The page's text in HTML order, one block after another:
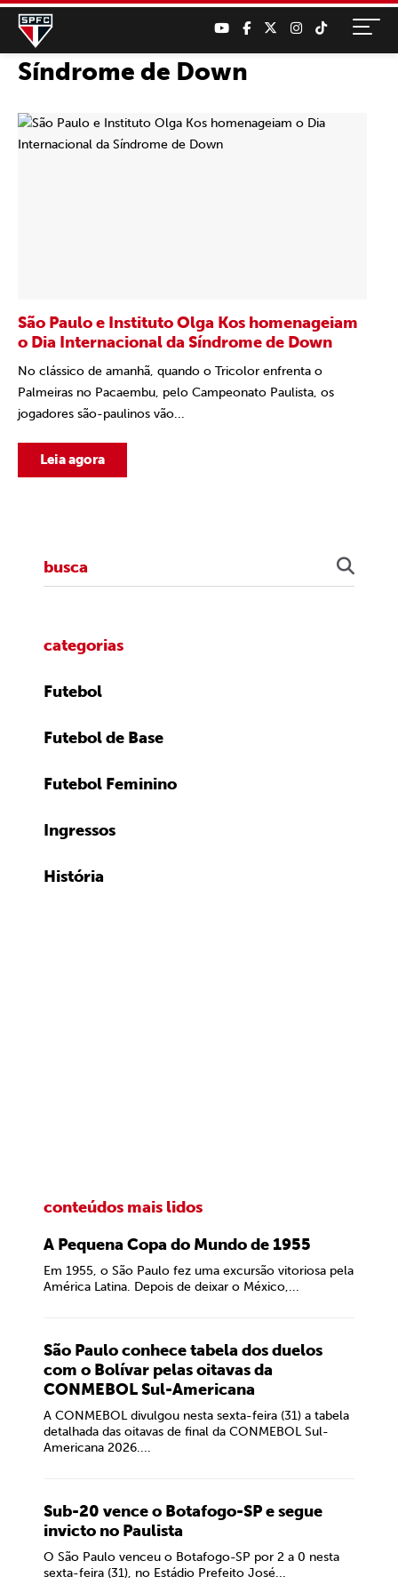
Síndrome de Down
São Paulo e Instituto Olga Kos homenageiam
o Dia Internacional da Síndrome de Down
No clássico de amanhã, quando o Tricolor enfrenta o
Palmeiras no Pacaembu, pelo Campeonato Paulista, os
jogadores são-paulinos vão...
Leia agora
categorias
Futebol
Futebol de Base
Futebol Feminino
Ingressos
História
conteúdos mais lidos
A Pequena Copa do Mundo de 1955
Em 1955, o São Paulo fez uma excursão vitoriosa pela
América Latina. Depois de deixar o México,...
São Paulo conhece tabela dos duelos
com o Bolívar pelas oitavas da
CONMEBOL Sul-Americana
A CONMEBOL divulgou nesta sexta-feira (31) a tabela
detalhada das oitavas de final da CONMEBOL Sul-
Americana 2026....
Sub-20 vence o Botafogo-SP e segue
invicto no Paulista
O São Paulo venceu o Botafogo-SP por 2 a 0 nesta
sexta-feira (31), no Estádio Prefeito José...